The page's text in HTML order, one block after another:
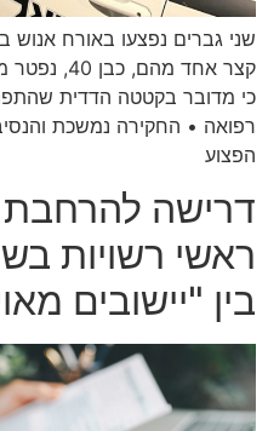
שני גברים נפצעו באורח אנוש
קצר אחד
כי מדובר בקטטה הדדית
רפואה • החקירה נמשכת
הפצוע
דרישה
ראשי רשויות
בין "יישובים